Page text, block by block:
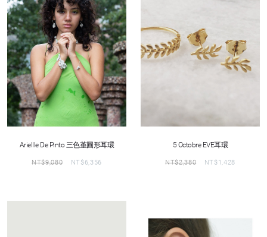
Ariellle De Pinto 三色堇圓形耳環
NT$9,080 NT$6,356
5 Octobre EVE耳環
NT$2,380 NT$1,428